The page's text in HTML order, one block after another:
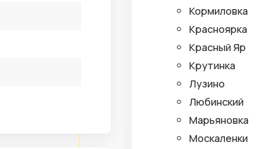
Кормиловка
Красноярка
Красный Яр
Крутинка
Лузино
Любинский
Марьяновка
Москаленки